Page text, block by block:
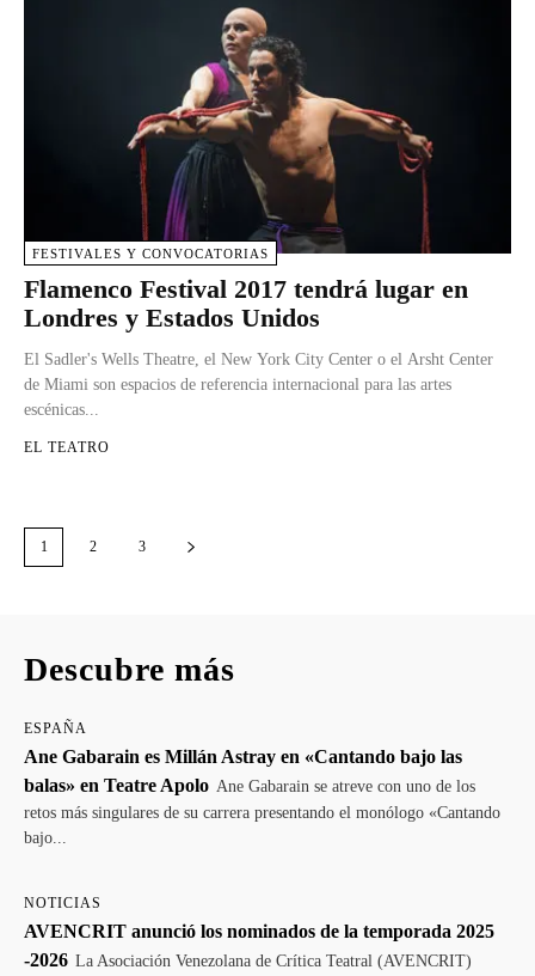
FESTIVALES Y CONVOCATORIAS
Flamenco Festival 2017 tendrá lugar en
Londres y Estados Unidos
El Sadler's Wells Theatre, el New York City Center o el Arsht Center
de Miami son espacios de referencia internacional para las artes
escénicas...
EL TEATRO
1 2 3
Descubre más
ESPAÑA
Ane Gabarain es Millán Astray en «Cantando bajo las
balas» en Teatre Apolo Ane Gabarain se atreve con uno de los
retos más singulares de su carrera presentando el monólogo «Cantando
bajo...
NOTICIAS
AVENCRIT anunció los nominados de la temporada 2025
-2026 La Asociación Venezolana de Crítica Teatral (AVENCRIT)